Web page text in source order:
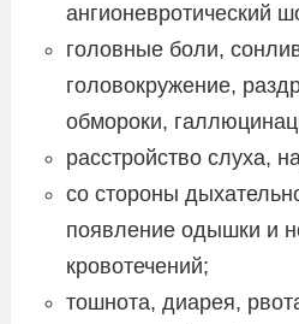
ангионевротический
головные боли,
головокружение,
обмороки,
расстройство слуха,
со стороны
появление одышки и
кровотечений;
тошнота, диарея,